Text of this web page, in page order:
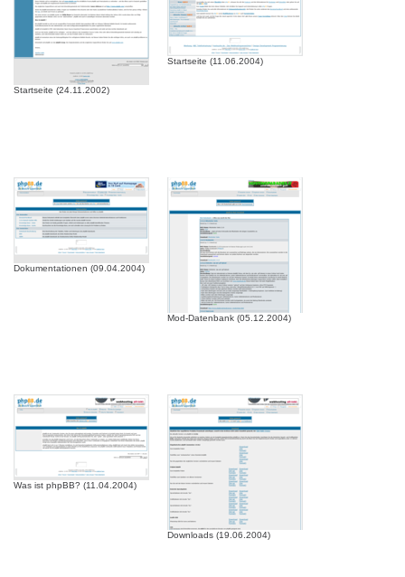
Startseite (24.11.2002)
Startseite (11.06.2004)
Dokumentationen (09.04.2004)
Mod-Datenbank (05.12.2004)
Was ist phpBB? (11.04.2004)
Downloads (19.06.2004)